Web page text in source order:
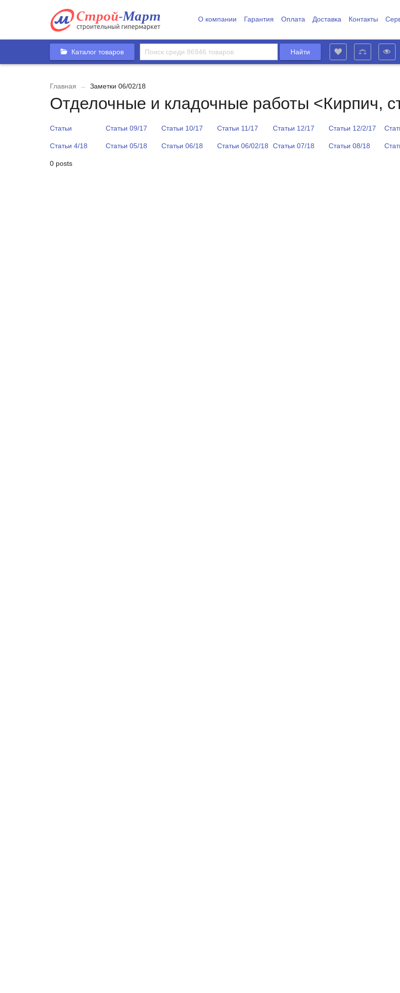
О компании Гарантия Оплата Доставка Контакты
Каталог товаров
Главная → Заметки 06/02/18
Отделочные и кладочные работы <Кирпич,
Статьи Статьи 09/17 Статьи 10/17 Статьи 11/17 Статьи 12/17 Статьи 12/2/17
Статьи 4/18 Статьи 05/18 Статьи 06/18 Статьи 06/02/18 Статьи 07/18 Статьи 08/18
0 posts